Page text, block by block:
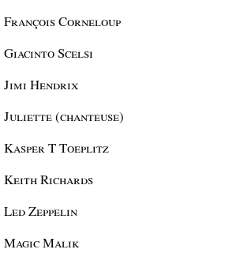
François Corneloup
Giacinto Scelsi
Jimi Hendrix
Juliette (chanteuse)
Kasper T Toeplitz
Keith Richards
Led Zeppelin
Magic Malik